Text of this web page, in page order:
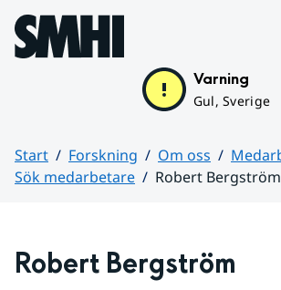
Hoppa till sidans innehåll
Varning
Gul, Sverige
Start Forskning Om oss
Sök medarbetare
Robert Bergström
Robert Bergström